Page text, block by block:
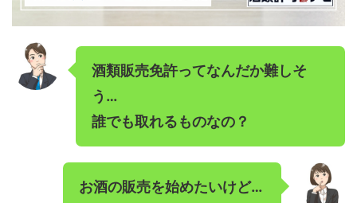
酒類販売免許ってなんだか難しそ
う…
誰でも取れるものなの？
お酒の販売を始めたいけど…